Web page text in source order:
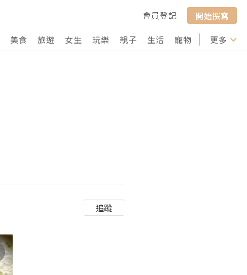
會員登記
開始撰寫
美食 旅遊 女生 玩樂 親子 生活 寵物 行山 打卡
更多
追蹤